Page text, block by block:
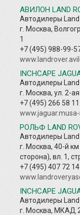
АВИЛОН LAND
Автодилеры
г. Москва,
1
+7 (495) 988-99-
INCHCAPE
Автодилеры
г. Москва, ул. 2-
+7 (495) 266 58 11
РОЛЬФ LAND
Автодилеры
г. Москва, 40-й
сторона), вл. 1,
+7 (495) 407 72 14
INCHCAPE
Автодилеры
г. Москва, МКАД